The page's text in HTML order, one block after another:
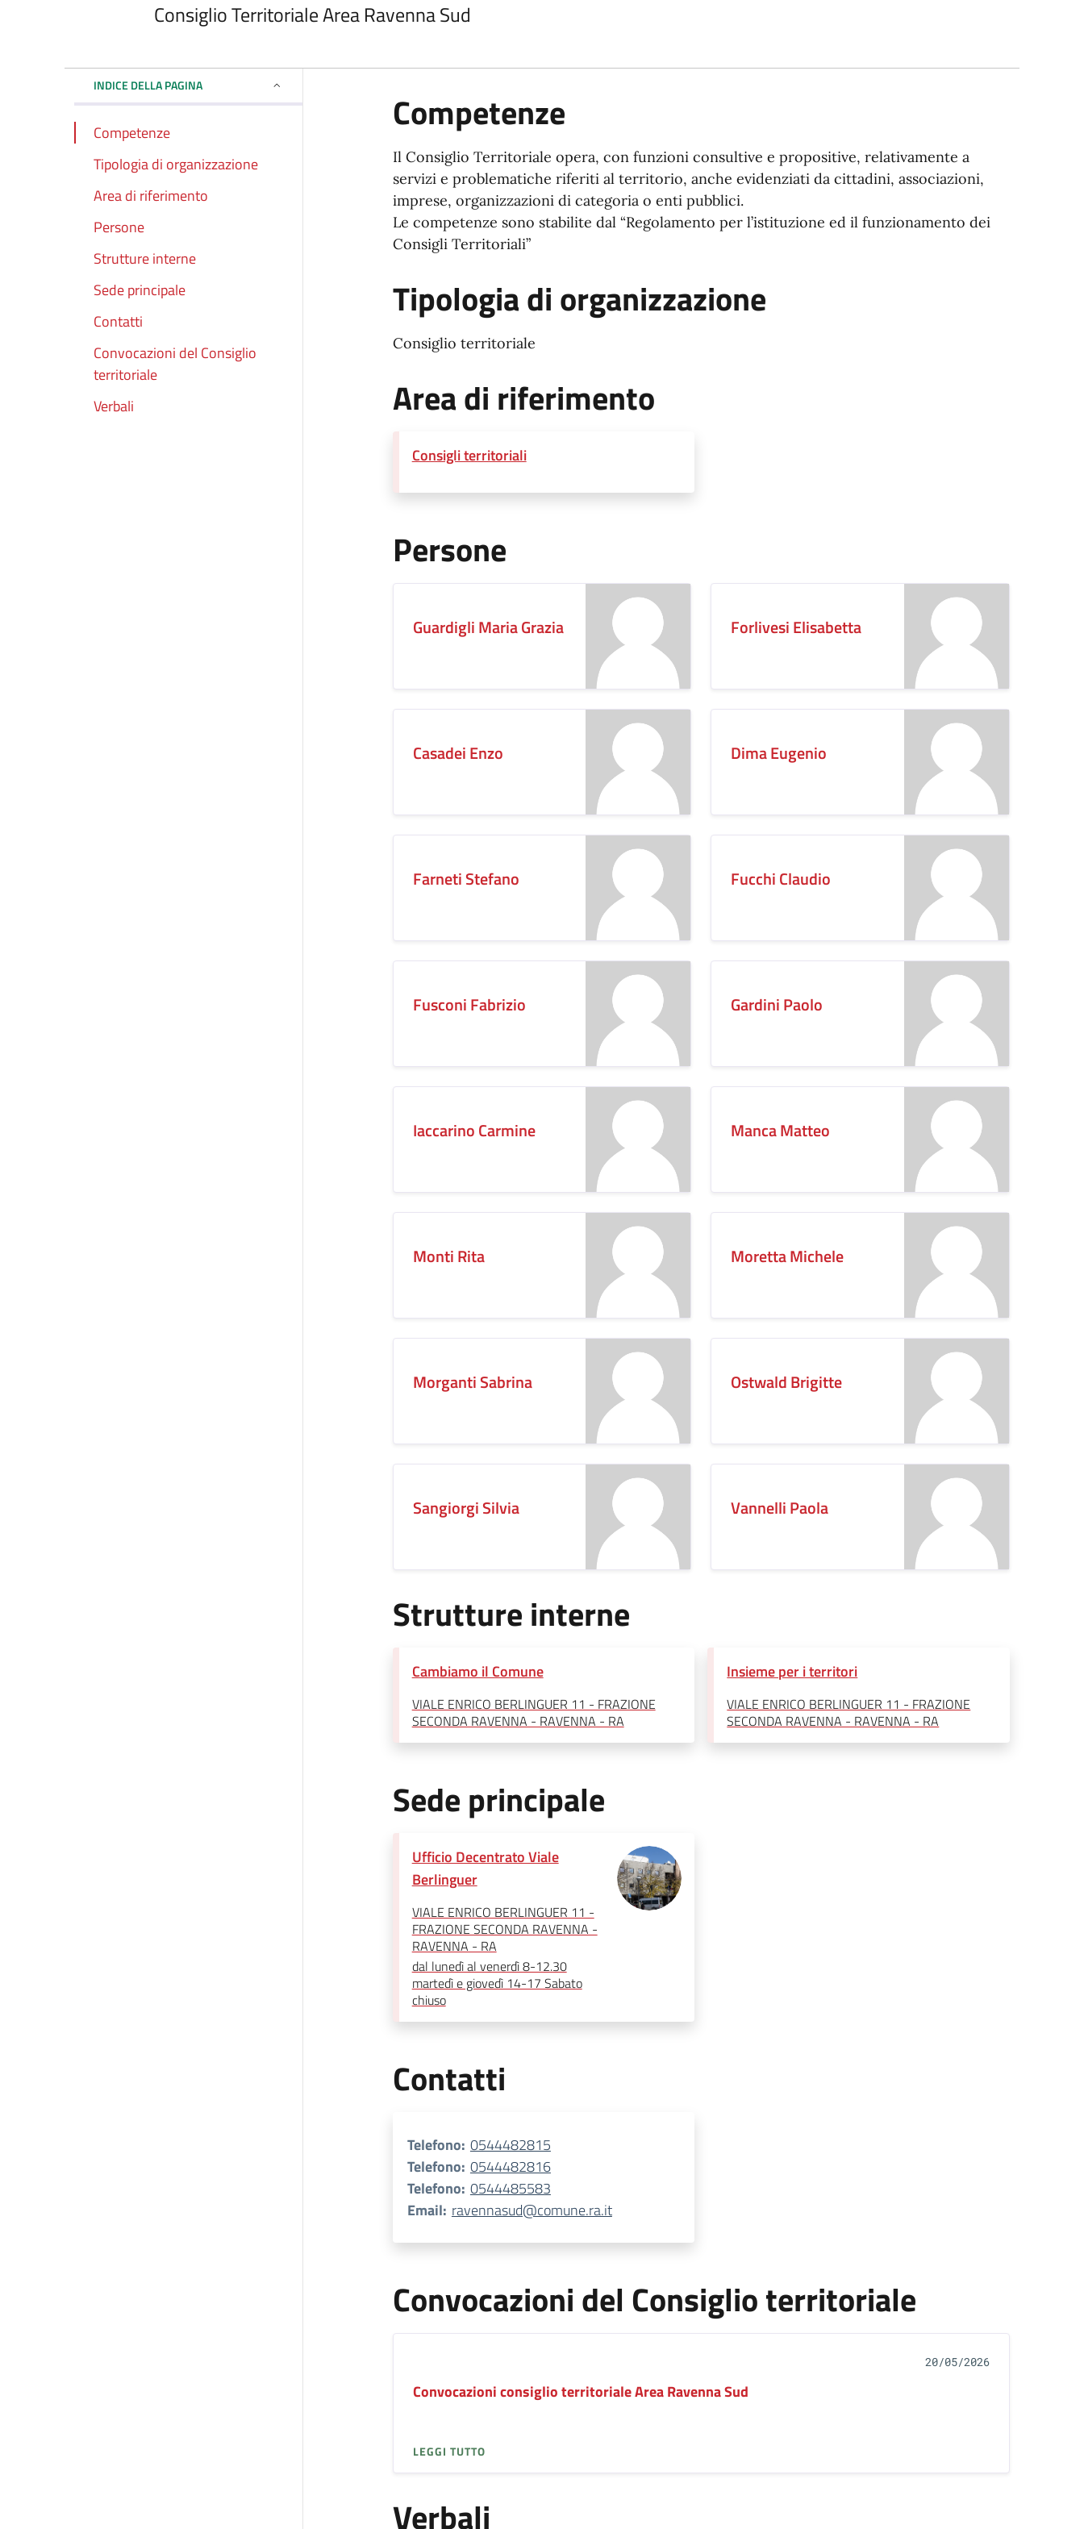
Consiglio Territoriale Area Ravenna Sud
INDICE DELLA PAGINA
Competenze
Tipologia di organizzazione
Area di riferimento
Persone
Strutture interne
Sede principale
Contatti
Convocazioni del Consiglio
territoriale
Verbali
Competenze
Il Consiglio Territoriale opera, con funzioni consultive e propositive, relativamente a
servizi e problematiche riferiti al territorio, anche evidenziati da cittadini, associazioni,
imprese, organizzazioni di categoria o enti pubblici.
Le competenze sono stabilite dal “Regolamento per l’istituzione ed il funzionamento dei
Consigli Territoriali”
Tipologia di organizzazione
Consiglio territoriale
Area di riferimento
Consigli territoriali
Persone
Guardigli Maria Grazia Forlivesi Elisabetta
Casadei Enzo Dima Eugenio
Farneti Stefano Fucchi Claudio
Fusconi Fabrizio Gardini Paolo
Iaccarino Carmine Manca Matteo
Monti Rita Moretta Michele
Morganti Sabrina Ostwald Brigitte
Sangiorgi Silvia Vannelli Paola
Strutture interne
Cambiamo il Comune
VIALE ENRICO BERLINGUER 11 - FRAZIONE
SECONDA RAVENNA - RAVENNA - RA
Insieme per i territori
VIALE ENRICO BERLINGUER 11 - FRAZIONE
SECONDA RAVENNA - RAVENNA - RA
Sede principale
Ufficio Decentrato Viale
Berlinguer
VIALE ENRICO BERLINGUER 11 -
FRAZIONE SECONDA RAVENNA -
RAVENNA - RA
dal lunedì al venerdì 8-12.30
martedì e giovedì 14-17 Sabato
chiuso
Contatti
Telefono: 0544482815
Telefono: 0544482816
Telefono: 0544485583
Email: ravennasud@comune.ra.it
Convocazioni del Consiglio territoriale
20/05/2026
Convocazioni consiglio territoriale Area Ravenna Sud
LEGGI TUTTO
Verbali